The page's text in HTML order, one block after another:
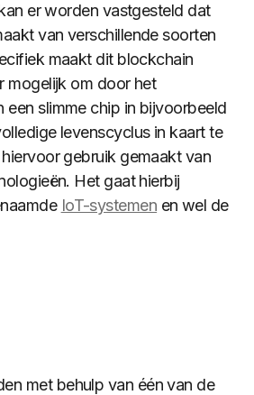
er worden vastgesteld dat
van verschillende soorten
maakt dit blockchain
mogelijk om door het
een slimme chip in bijvoorbeeld
levenscyclus in kaart te
gebruik gemaakt van
Het gaat hierbij
IoT-systemen en wel de
met behulp van één van de